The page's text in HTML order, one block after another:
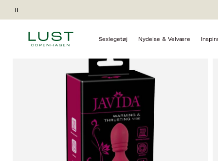
Pause
Sexlegetøj Nydelse & Velvære